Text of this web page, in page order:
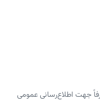
جهت اطلاع‌رسانی عمومی